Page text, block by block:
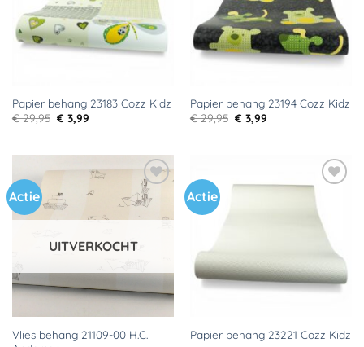
Papier behang 23183 Cozz Kidz
€29,95 Oorspronkelijke
prijs
€ 3,99Huidige
Papier behang 23194 Cozz Kidz
€29,95 Oorspronkelijke
prijs
€ 3,99Huidige
Actie
Toevoegen
aan
verlanglijst
UITVERKOCHT
Vlies behang 21109-00 H.C.
Actie
aan
verlanglijst
Papier behang 23221 Cozz Kidz